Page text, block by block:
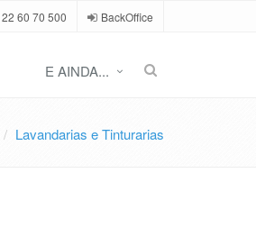
22 60 70 500 BackOffice
E AINDA...
Lavandarias e Tinturarias